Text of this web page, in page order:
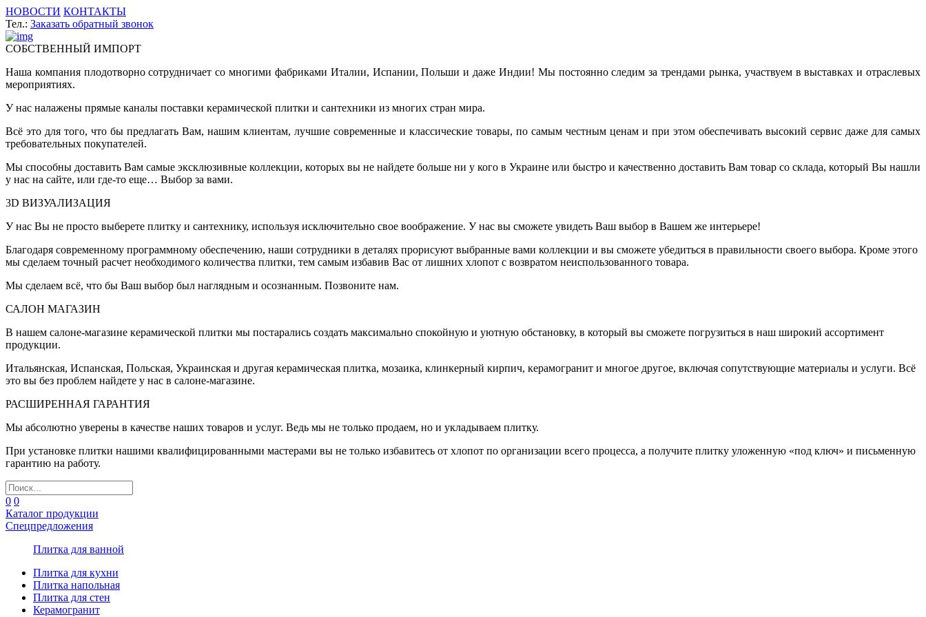
НОВОСТИ КОНТАКТЫ
Тел.: Заказать обратный звонок
СОБСТВЕННЫЙ ИМПОРТ
Наша компания плодотворно сотрудничает со многими фабриками Италии, Испании, Польши и даже Индии! Мы постоянно следим за трендами рынка, участвуем в выставках и отраслевых
мероприятиях.
У нас налажены прямые каналы поставки керамической плитки и сантехники из многих стран мира.
Всё это для того, что бы предлагать Вам, нашим клиентам, лучшие современные и классические товары, по самым честным ценам и при этом обеспечивать высокий сервис даже для самых
требовательных покупателей.
Мы способны доставить Вам самые эксклюзивные коллекции, которых вы не найдете больше ни у кого в Украине или быстро и качественно доставить Вам товар со склада, который Вы нашли
у нас на сайте, или где-то еще… Выбор за вами.
3D ВИЗУАЛИЗАЦИЯ
У нас Вы не просто выберете плитку и сантехнику, используя исключительно свое воображение. У нас вы сможете увидеть Ваш выбор в Вашем же интерьере!
Благодаря современному программному обеспечению, наши сотрудники в деталях прорисуют выбранные вами коллекции и вы сможете убедиться в правильности своего выбора. Кроме этого
мы сделаем точный расчет необходимого количества плитки, тем самым избавив Вас от лишних хлопот с возвратом неиспользованного товара.
Мы сделаем всё, что бы Ваш выбор был наглядным и осознанным. Позвоните нам.
САЛОН МАГАЗИН
В нашем салоне-магазине керамической плитки мы постарались создать максимально спокойную и уютную обстановку, в который вы сможете погрузиться в наш широкий ассортимент
продукции.
Итальянская, Испанская, Польская, Украинская и другая керамическая плитка, мозаика, клинкерный кирпич, керамогранит и многое другое, включая сопутствующие материалы и услуги. Всё
это вы без проблем найдете у нас в салоне-магазине.
РАСШИРЕННАЯ ГАРАНТИЯ
Мы абсолютно уверены в качестве наших товаров и услуг. Ведь мы не только продаем, но и укладываем плитку.
При установке плитки нашими квалифицированными мастерами вы не только избавитесь от хлопот по организации всего процесса, а получите плитку уложенную «под ключ» и письменную
гарантию на работу.
0 0
Каталог продукции
Спецпредложения
Плитка для ванной
Плитка для кухни
Плитка напольная
Плитка для стен
Керамогранит